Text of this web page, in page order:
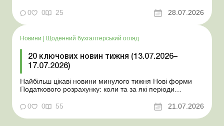
координаційного центру з організації бронювання У
працівника виявлено статус «у розшуку»: що потрібно
0 0 25 28.07.2026
Новини Щоденний бухгалтерський огляд
20 ключових новин тижня (13.07.2026–
17.07.2026)
Найбільш цікаві новини минулого тижня Нові форми
Податкового розрахунку: коли та за які періоди
відстрочки від призову під час мобілізації удосконалено
Кабмін утворив Координаційний центр з організації
бронювання військовозобов’язаних Верховна ...
0 0 55 21.07.2026